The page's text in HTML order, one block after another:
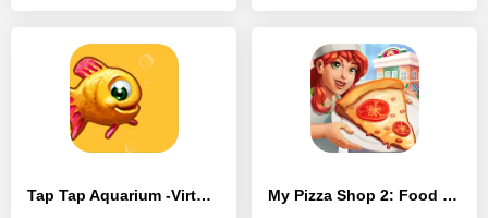
Tap Tap Aquarium -Virtual Tank - [MOD Бесконечные деньги] My Pizza Shop 2: Food Games - [MOD Бесконечные деньги]